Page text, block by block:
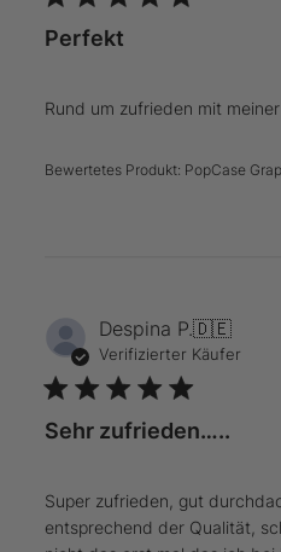
Perfekt
Rund um zufrieden mit
Bewertetes Produkt: PopCase
Despina P.🇩🇪
Verifizierter Käufer
Sehr zufrieden…..
Super zufrieden, gut
entsprechend der Qualität,